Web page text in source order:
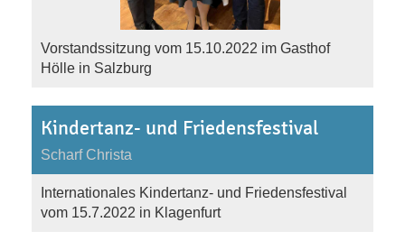
Vorstandssitzung vom 15.10.2022 im Gasthof
Hölle in Salzburg
Kindertanz- und Friedensfestival
Scharf Christa
Internationales Kindertanz- und Friedensfestival
vom 15.7.2022 in Klagenfurt